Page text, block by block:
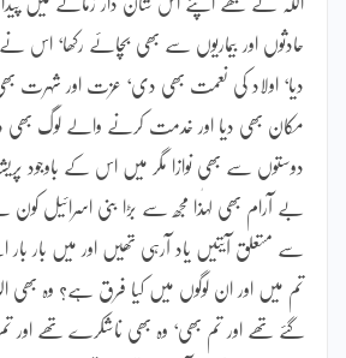
حادثوں اور بیماریوں سے بھی بچائے رکھا‘ اس
دیا‘ اولاد کی نعمت بھی دی‘ عزت اور شہرت
مکان بھی دیا اور خدمت کرنے والے لوگ بھی
دوستوں سے بھی نوازا مگر میں اس کے باوجود
بے آرام بھی لہٰذا مجھ سے بڑا بنی اسرائیل کون
سے متعلق آیتیں یاد آرہی تھیں اور میں بار
تم میں اور ان لوگوں میں کیا فرق ہے؟ وہ بھی
گئے تھے اور تم بھی‘ وہ بھی ناشکرے تھے اور